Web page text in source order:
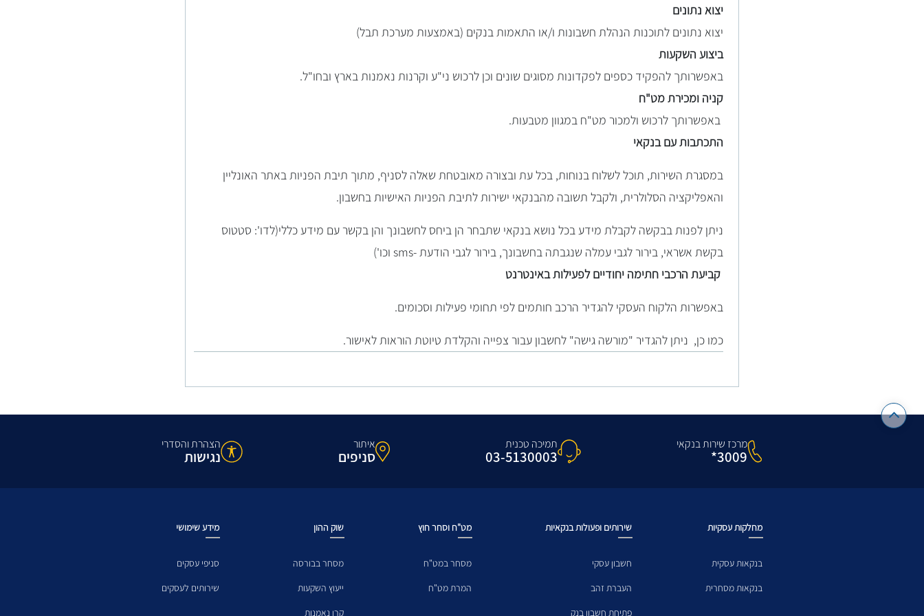
יצוא נתונים
יצוא נתונים לתוכנות הנהלת חשבונות ו/או התאמות בנקים (באמצעות מערכת תבל)
ביצוע השקעות
באפשרותך להפקיד כספים לפקדונות מסוגים שונים וכן לרכוש ני"ע וקרנות נאמנות בארץ ובחו"ל.
קניה ומכירת מט"ח
באפשרותך לרכוש ולמכור מט"ח במגוון מטבעות.
התכתבות עם בנקאי
במסגרת השירות, תוכל לשלוח בנוחות, בכל עת ובצורה מאובטחת שאלה לסניף, מתוך תיבת הפניות באתר האונליין
והאפליקציה הסלולרית, ולקבל תשובה מהבנקאי ישירות לתיבת הפניות האישיות בחשבון.
ניתן לפנות בבקשה לקבלת מידע בכל נושא בנקאי שתבחר הן ביחס לחשבונך והן בקשר עם מידע כללי(לדו': סטטוס
בקשת אשראי, בירור לגבי עמלה שנגבתה בחשבונך, בירור לגבי הודעת -sms וכו')
קביעת הרכבי חתימה יחודיים לפעילות באינטרנט
באפשרות הלקוח העסקי להגדיר הרכב חותמים לפי תחומי פעילות וסכומים.
כמו כן, ניתן להגדיר "מורשה גישה" לחשבון עבור צפייה והקלדת טיוטת הוראות לאישור.
מרכז שירות בנקאי
3009*
תמיכה טכנית
03-5130003
איתור
סניפים
הצהרת והסדרי
נגישות
מחלקות עסקיות
בנקאות עסקית
בנקאות מסחרית
שירותים ופעולות בנקאיות
חשבון עסקי
העברת זהב
פתיחת חשבון בנק
מט"ח וסחר חוץ
מסחר במט"ח
המרת מט"ח
שוק ההון
מסחר בבורסה
ייעוץ השקעות
קרן נאמנות
מידע שימושי
סניפי עסקים
שירותים לעסקים